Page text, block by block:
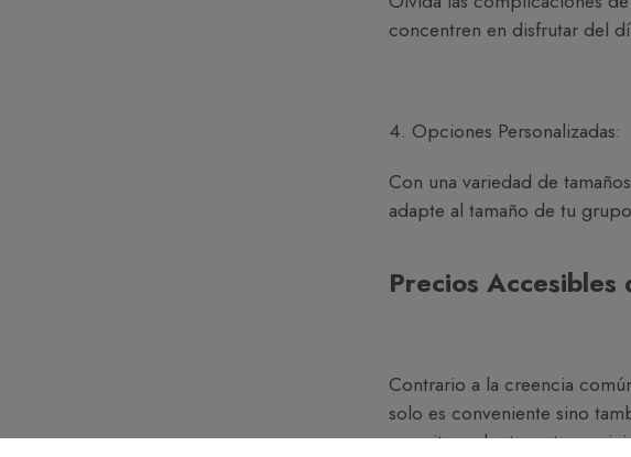
concentren en disfrutar del
4. Opciones Personalizadas:
Con una variedad de
adapte al tamaño de tu
Precios
Contrario a la creencia
solo es conveniente sino
permiten adaptar este